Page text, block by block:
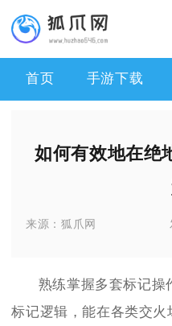
首页 手游下载
如何有效地在绝
来源：狐爪网
熟练掌握多套标记操
标记逻辑，能在各类交